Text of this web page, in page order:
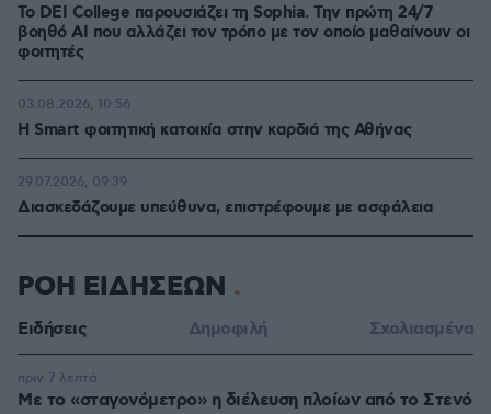
Το DEI College παρουσιάζει τη Sophia. Την πρώτη 24/7
βοηθό AI που αλλάζει τον τρόπο με τον οποίο μαθαίνουν οι
φοιτητές
Η Smart φοιτητική κατοικία στην καρδιά της Αθήνας
03.08.2026, 10:56
Διασκεδάζουμε υπεύθυνα, επιστρέφουμε με ασφάλεια
29.07.2026, 09:39
ΡΟΗ ΕΙΔΗΣΕΩΝ
Ειδήσεις Δημοφιλή Σχολιασμένα
Με το «σταγονόμετρο» η διέλευση πλοίων από το Στενό
πριν 7 λεπτά